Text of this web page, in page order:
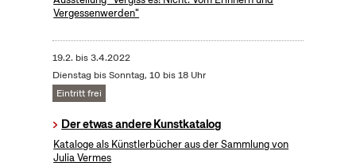
Vergessenwerden"
19.2. bis3.4.2022
Dienstag bis Sonntag, 10 bis 18 Uhr
Eintritt frei
Der etwas andere Kunstkatalog
Kataloge als Künstlerbücher aus der Sammlung von
Julia Vermes